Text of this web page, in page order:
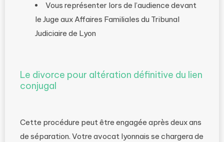
Vous représenter lors de l’audience devant
le Juge aux Affaires Familiales du Tribunal
Judiciaire de Lyon
Le divorce pour altération définitive du lien
conjugal
Cette procédure peut être engagée après deux ans
de séparation. Votre avocat lyonnais se chargera de